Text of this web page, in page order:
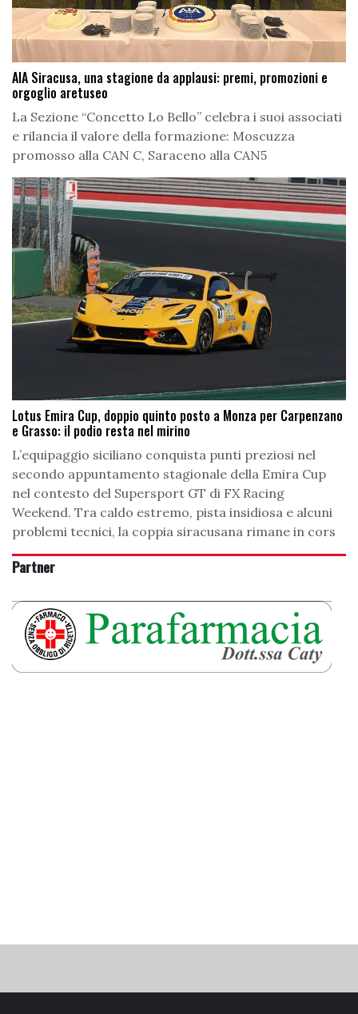
AIA Siracusa, una stagione da applausi: premi, promozioni e
orgoglio aretuseo
La Sezione “Concetto Lo Bello” celebra i suoi associati
e rilancia il valore della formazione: Moscuzza
promosso alla CAN C, Saraceno alla CAN5
Lotus Emira Cup, doppio quinto posto a Monza per Carpenzano
e Grasso: il podio resta nel mirino
L’equipaggio siciliano conquista punti preziosi nel
secondo appuntamento stagionale della Emira Cup
nel contesto del Supersport GT di FX Racing
Weekend. Tra caldo estremo, pista insidiosa e alcuni
problemi tecnici, la coppia siracusana rimane in cors
Partner